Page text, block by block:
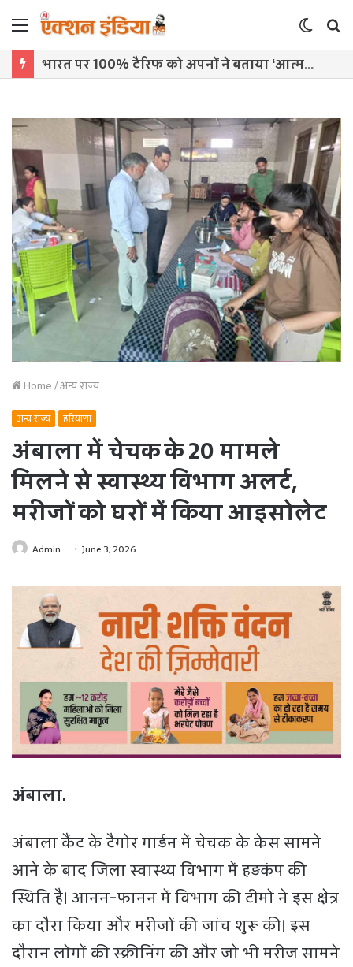
Menu
Switch
skin
भारत पर 100% टैरिफ को अपनों ने बताया ‘आत्मघाती कदम’, ट्रंप प्रशासन पर उठे सवाल
Home/अन्य राज्य
अन्य राज्य हरियाणा
अंबाला में चेचक के 20 मामले
मिलने से स्वास्थ्य विभाग अलर्ट,
मरीजों को घरों में किया आइसोलेट
Admin June 3, 2026
अंबाला.
अंबाला कैंट के टैगोर गार्डन में चेचक के केस सामने
आने के बाद जिला स्वास्थ्य विभाग में हड़कंप की
स्थिति है। आनन-फानन में विभाग की टीमों ने इस क्षेत्र
का दौरा किया और मरीजों की जांच शुरू की। इस
दौरान लोगों की स्क्रीनिंग की और जो भी मरीज सामने